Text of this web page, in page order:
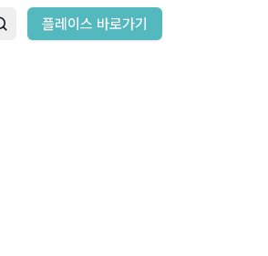
플레이스 바로가기